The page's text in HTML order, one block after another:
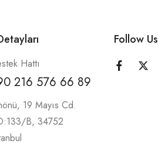
Hattı
216 576 66 89
19 Mayıs Cd.
B, 34752
Follow Us